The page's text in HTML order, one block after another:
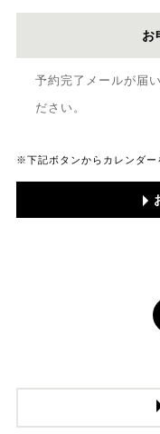
お
予約完了メールが届
ださい。
※下記ボタンからカレンダー